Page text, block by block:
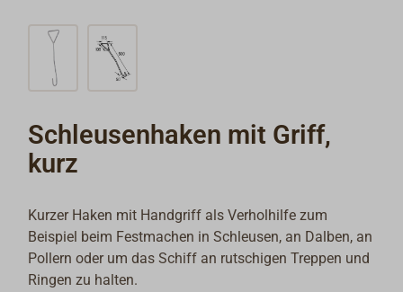
Schleusenhaken mit Griff,
kurz
Kurzer Haken mit Handgriff als Verholhilfe zum
Beispiel beim Festmachen in Schleusen, an Dalben, an
Pollern oder um das Schiff an rutschigen Treppen und
Ringen zu halten.